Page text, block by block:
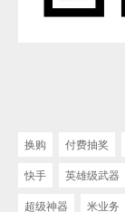
换购 付费抽奖
快手
英雄级武器
超级神器
米业务